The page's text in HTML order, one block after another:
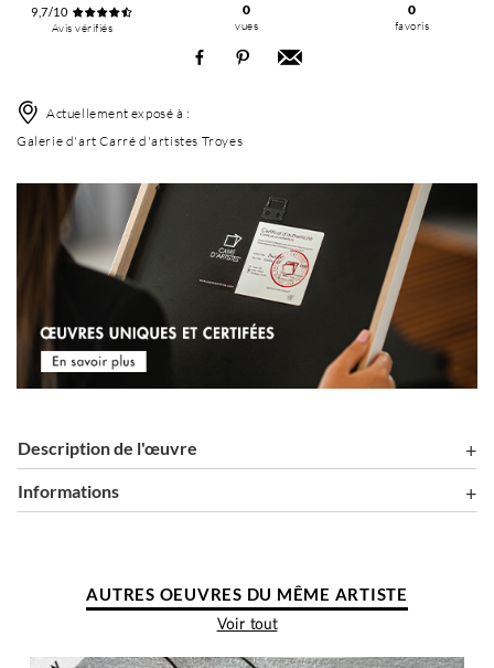
9,7/10
Avis vérifiés
0
vues
0
favoris
Actuellement exposé à :
Galerie d'art Carré d'artistes Troyes
Description de l'œuvre
Informations
AUTRES OEUVRES DU MÊME ARTISTE
Voir tout